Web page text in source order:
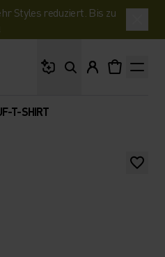
Styles reduziert. Bis zu
T-SHIRT